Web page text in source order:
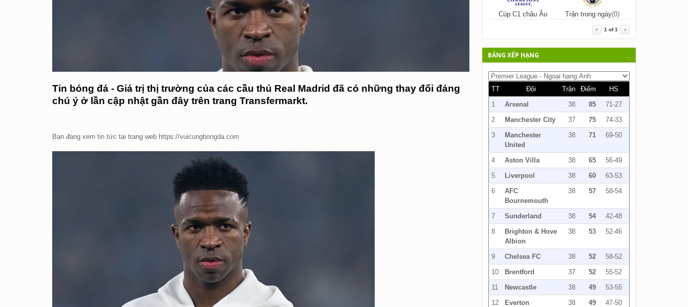
Tin bóng đá - Giá trị thị trường của các cầu thủ Real Madrid đã có những thay đổi đáng
chú ý ở lần cập nhật gần đây trên trang Transfermarkt.
Bạn đang xem tin tức tại trang web https://vuicungbongda.com
Cúp C1 châu Âu Trận trong ngày(0)
1 of1
BẢNG XẾP HẠNG
TT Đội Trận Điểm
HS
1
Arsenal 38 85
71-27
2
Manchester City 37 75
74-33
3
Manchester
United
38 71 69-50
4 Aston Villa 38 65
56-49
5
Liverpool 38 60
63-53
6
AFC
Bournemouth
38 57 58-54
7 Sunderland 38 54
42-48
8
Brighton & Hove
Albion
38 53 52-46
9 Chelsea FC 38 52
58-52
10
Brentford 37 52
55-52
11
Newcastle 38 49
53-55
12
Everton 38 49
47-50